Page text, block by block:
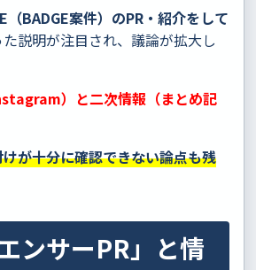
（BADGE案件）のPR・紹介をして
説明が注目され、議論が拡大し
）と二次情報（まとめ記
が十分に確認できない論点も残
ンサーPR」と情